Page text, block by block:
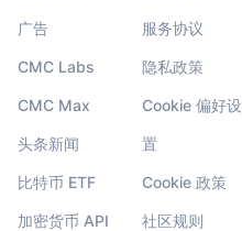
广告
CMC Labs
CMC Max
头条新闻
比特币 ETF
加密货币 API
服务协议
隐私政策
Cookie 偏好设
置
Cookie 政策
社区规则